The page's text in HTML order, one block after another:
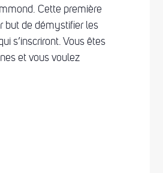
Cette première
but de démystifier les
s’inscriront. Vous êtes
et vous voulez